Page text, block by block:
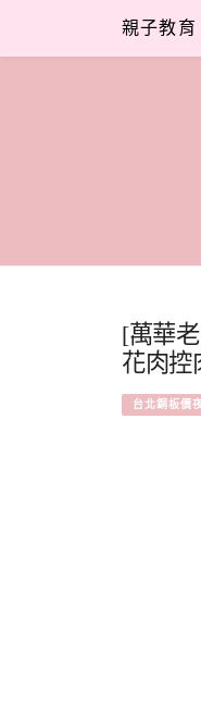
content
親子教育
[萬華
花肉控
台北銅板價